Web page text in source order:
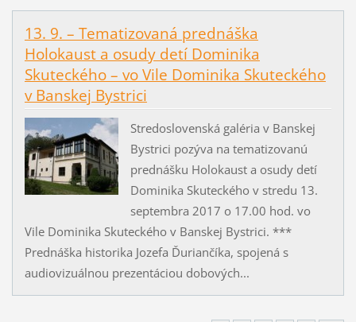
13. 9. – Tematizovaná prednáška
Holokaust a osudy detí Dominika
Skuteckého – vo Vile Dominika Skuteckého
v Banskej Bystrici
Stredoslovenská galéria v Banskej
Bystrici pozýva na tematizovanú
prednášku Holokaust a osudy detí
Dominika Skuteckého v stredu 13.
septembra 2017 o 17.00 hod. vo
Vile Dominika Skuteckého v Banskej Bystrici. ***
Prednáška historika Jozefa Ďuriančíka, spojená s
audiovizuálnou prezentáciou dobových...